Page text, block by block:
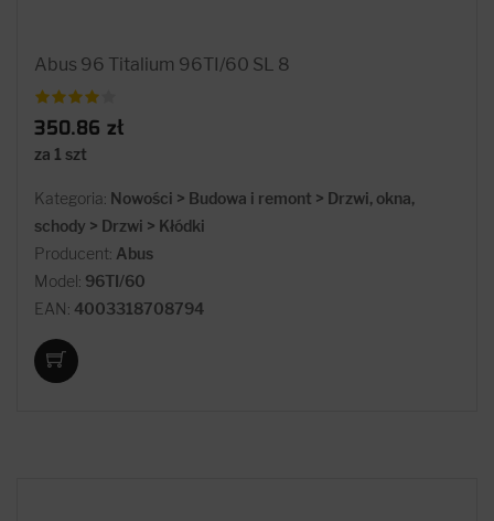
Abus 96 Titalium 96TI/60 SL 8
350.86 zł
za 1 szt
Kategoria: Nowości > Budowa i remont > Drzwi, okna,
schody > Drzwi > Kłódki
Producent: Abus
Model: 96TI/60
EAN: 4003318708794